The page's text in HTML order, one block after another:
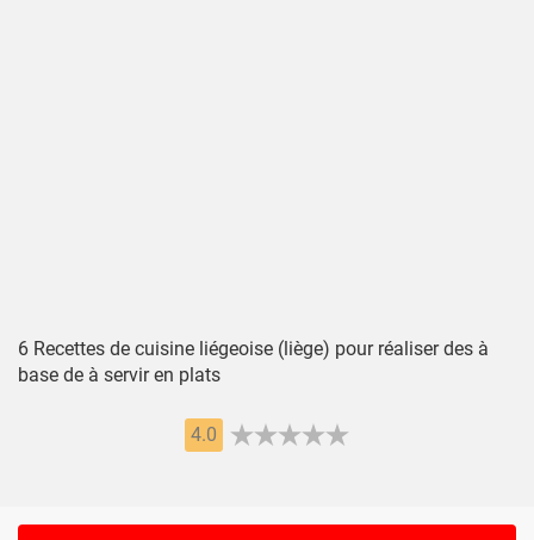
6 Recettes de cuisine liégeoise (liège) pour réaliser des à
base de à servir en plats
4.0